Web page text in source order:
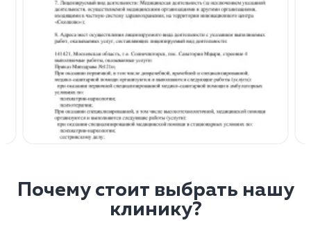
Почему стоит выбрать нашу
клинику?